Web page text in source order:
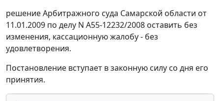
решение Арбитражного суда Самарской области от
11.01.2009 по делу N А55-12232/2008 оставить без
изменения, кассационную жалобу - без
удовлетворения.
Постановление вступает в законную силу со дня его
принятия.